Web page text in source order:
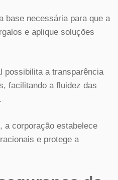
base necessária para que a
e aplique soluções
possibilita a transparência
facilitando a fluidez das
a corporação estabelece
e protege a